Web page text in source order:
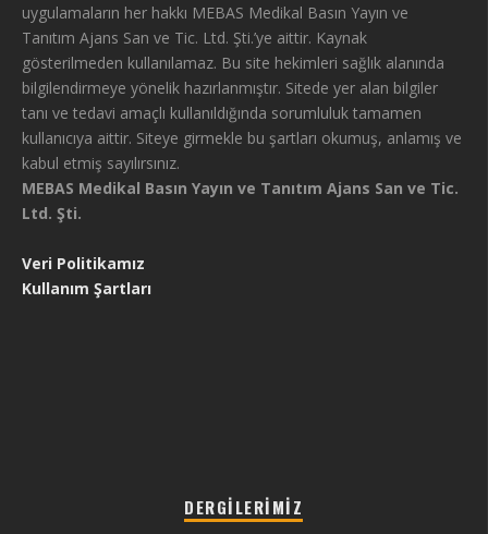
uygulamaların her hakkı MEBAS Medikal Basın Yayın ve
Tanıtım Ajans San ve Tic. Ltd. Şti.’ye aittir. Kaynak
gösterilmeden kullanılamaz. Bu site hekimleri sağlık alanında
bilgilendirmeye yönelik hazırlanmıştır. Sitede yer alan bilgiler
tanı ve tedavi amaçlı kullanıldığında sorumluluk tamamen
kullanıcıya aittir. Siteye girmekle bu şartları okumuş, anlamış ve
kabul etmiş sayılırsınız.
MEBAS Medikal Basın Yayın ve Tanıtım Ajans San ve Tic.
Ltd. Şti.
Veri Politikamız
Kullanım Şartları
DERGILERIMIZ